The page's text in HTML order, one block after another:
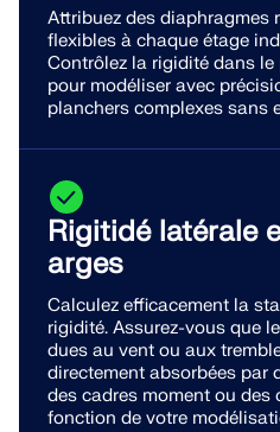
Attribuez des diaphragmes
flexibles à chaque étage
Contrôlez la rigidité dans
pour modéliser avec
planchers complexes sans
Rigitidé latérale
arges
Calculez efficacement la
rigidité. Assurez-vous que
dues au vent ou aux
directement absorbées par
des cadres moment ou des
fonction de votre